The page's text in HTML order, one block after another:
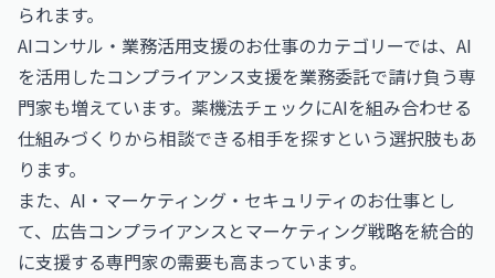
られます。
AIコンサル・業務活用支援のお仕事のカテゴリーでは、AI
を活用したコンプライアンス支援を業務委託で請け負う専
門家も増えています。薬機法チェックにAIを組み合わせる
仕組みづくりから相談できる相手を探すという選択肢もあ
ります。
また、 AI・マーケティング・セキュリティのお仕事とし
て、広告コンプライアンスとマーケティング戦略を統合的
に支援する専門家の需要も高まっています。